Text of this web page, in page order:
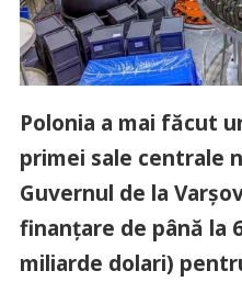
Polonia a mai făcut
primei sale centrale
Guvernul de la
finanţare de până la
miliarde dolari)